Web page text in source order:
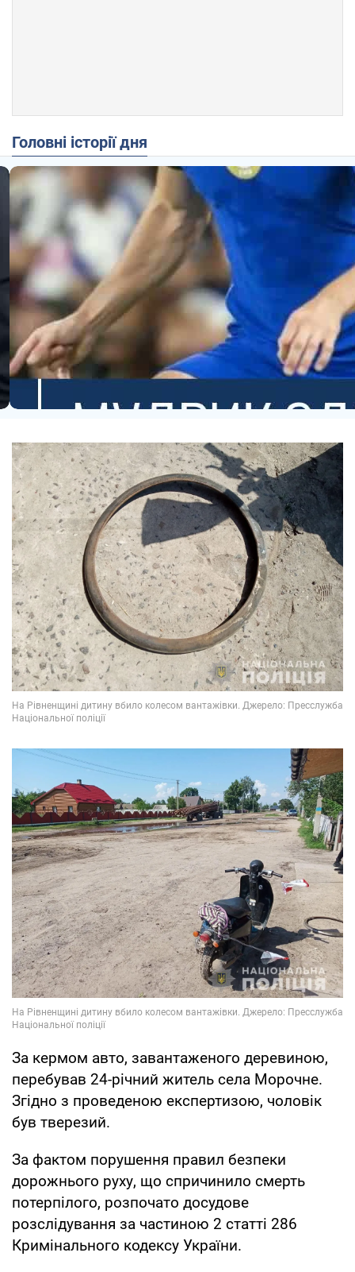
Головні історії дня
За кермом авто, завантаженого деревиною,
перебував 24-річний житель села Морочне.
Згідно з проведеною експертизою, чоловік
був тверезий.
За фактом порушення правил безпеки
дорожнього руху, що спричинило смерть
потерпілого, розпочато досудове
розслідування за частиною 2 статті 286
Кримінального кодексу України.